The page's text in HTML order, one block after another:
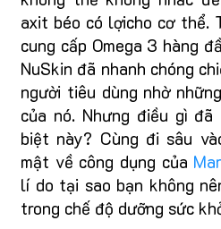
axit béo có lợicho cơ thể.
cung cấp Omega 3 hàng
NuSkin đã nhanh chóng
người tiêu dùng nhờ
của nó. Nhưng điều gì
biệt này? Cùng đi sâu
mật về công dụng của
lí do tại sao bạn không
trong chế độ dưỡng sức